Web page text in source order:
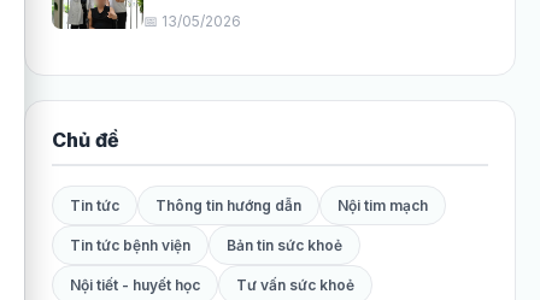
📅 13/05/2026
Chủ đề
Tin tức Thông tin hướng dẫn Nội tim mạch
Tin tức bệnh viện Bản tin sức khoẻ
Nội tiết - huyết học Tư vấn sức khoẻ